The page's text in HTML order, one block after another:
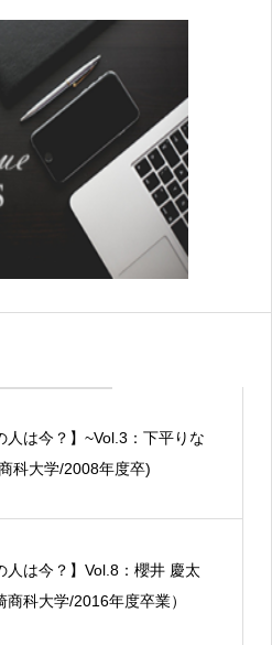
人は今？】~Vol.3：下平りな
科大学/2008年度卒)
人は今？】Vol.8：櫻井 慶太
商科大学/2016年度卒業）